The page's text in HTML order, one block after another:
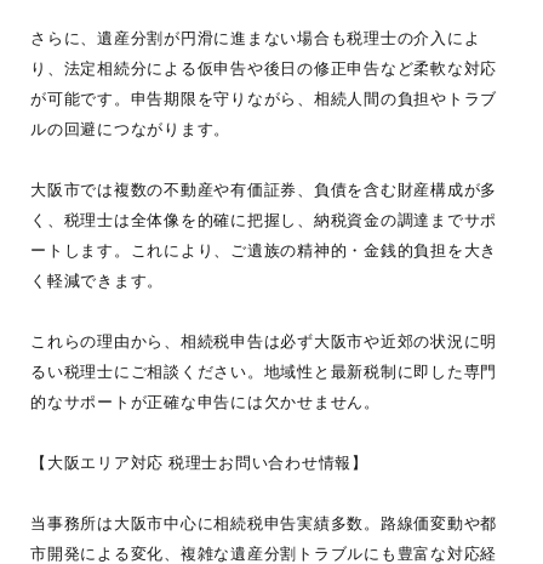
さらに、遺産分割が円滑に進まない場合も税理士の介入によ
り、法定相続分による仮申告や後日の修正申告など柔軟な対応
が可能です。申告期限を守りながら、相続人間の負担やトラブ
ルの回避につながります。
大阪市では複数の不動産や有価証券、負債を含む財産構成が多
く、税理士は全体像を的確に把握し、納税資金の調達までサポ
ートします。これにより、ご遺族の精神的・金銭的負担を大き
く軽減できます。
これらの理由から、相続税申告は必ず大阪市や近郊の状況に明
るい税理士にご相談ください。地域性と最新税制に即した専門
的なサポートが正確な申告には欠かせません。
【大阪エリア対応 税理士お問い合わせ情報】
当事務所は大阪市中心に相続税申告実績多数。路線価変動や都
市開発による変化、複雑な遺産分割トラブルにも豊富な対応経